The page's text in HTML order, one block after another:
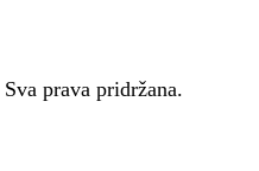
Sva prava pridržana.